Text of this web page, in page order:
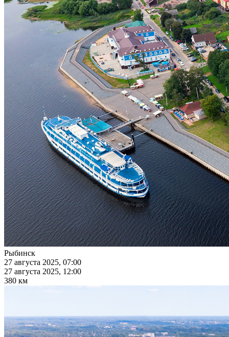
Рыбинск
27 августа 2025, 07:00
27 августа 2025, 12:00
380 км